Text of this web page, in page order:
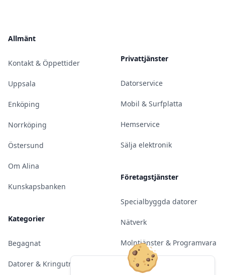
Allmänt
Kontakt & Öppettider
Uppsala
Enköping
Norrköping
Östersund
Om Alina
Kunskapsbanken
Kategorier
Begagnat
Datorer & Kringutrustning
Privattjänster
Datorservice
Mobil & Surfplatta
Hemservice
Sälja elektronik
Företagstjänster
Specialbyggda datorer
Nätverk
Molntjänster & Programvara
Server & Backup